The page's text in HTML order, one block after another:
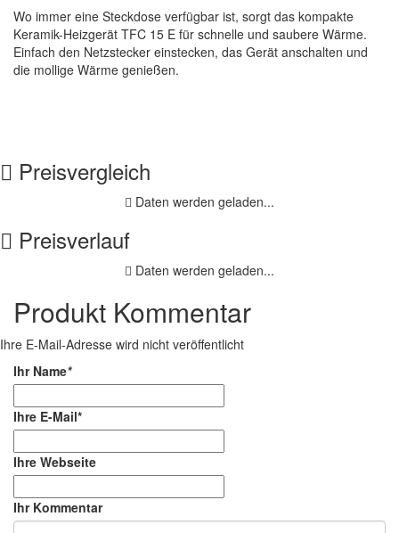
Wo immer eine Steckdose verfügbar ist, sorgt das kompakte
Keramik-Heizgerät TFC 15 E für schnelle und saubere Wärme.
Einfach den Netzstecker einstecken, das Gerät anschalten und
die mollige Wärme genießen.
Preisvergleich
Daten werden geladen...
Preisverlauf
Daten werden geladen...
Produkt Kommentar
Ihre E-Mail-Adresse wird nicht veröffentlicht
Ihr Name*
Ihre E-Mail*
Ihre Webseite
Ihr Kommentar